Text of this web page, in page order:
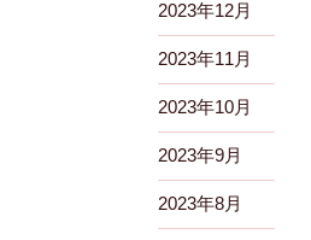
2023年12月
2023年11月
2023年10月
2023年9月
2023年8月